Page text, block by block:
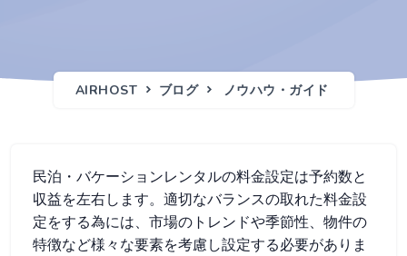
AIRHOST ブログ ノウハウ・ガイド
民泊・バケーションレンタルの料金設定は予約数と
収益を左右します。適切なバランスの取れた料金設
定をする為には、市場のトレンドや季節性、物件の
特徴など様々な要素を考慮し設定する必要がありま